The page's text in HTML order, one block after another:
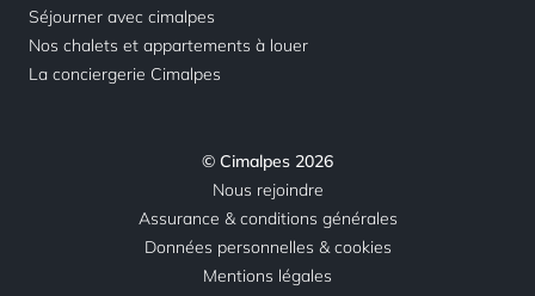
Séjourner avec cimalpes
Nos chalets et appartements à louer
La conciergerie Cimalpes
© Cimalpes 2026
Nous rejoindre
Assurance & conditions générales
Données personnelles & cookies
Mentions légales